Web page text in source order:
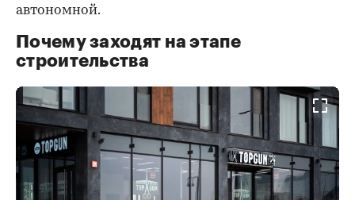
автономной.
Почему заходят на этапе
строительства